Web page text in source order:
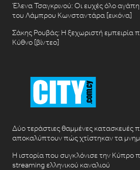
Έλενα Τσαγκρινού: Οι ευχές όλο αγάπη
του Λάμπρου Κωνσταντάρα [εικόνα]
Σάκης Ρουβάς: Η ξεχωριστή εμπειρία
Κύθνο [βίντεο]
Δύο τεράστιες θαμμένες κατασκευές
αποκαλύπτουν πώς χτίστηκαν τα
Η ιστορία που συγκλόνισε την Κύπρο
streaming ελληνικού καναλιού